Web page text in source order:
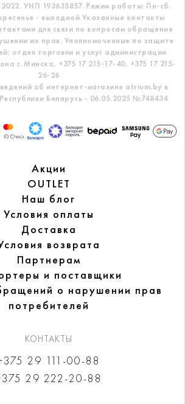
УНП 193635857. Режим работы: Пн-сб.
- выходной Указанные контакты
для связи по вопросам обращения
их прав. Уполномоченные по защите
отдел торговли и услуг администрации
г. Минска, +375 17 215-17-40, +375 17 215-
26-26
об интернет-магазине atrium.by в
Беларусь - 06.05.2025 №748434
Акции
OUTLET
Наш блог
Условия оплаты
Доставка
возврата
Партнерам
и поставщики
о нарушении прав
потребителей
КОНТАКТЫ
29 111-00-88
29 222-20-88